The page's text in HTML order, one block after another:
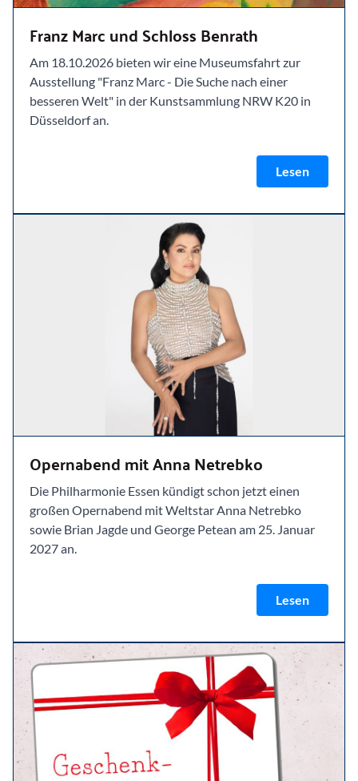
Franz Marc und Schloss Benrath
Am 18.10.2026 bieten wir eine Museumsfahrt zur
Ausstellung "Franz Marc - Die Suche nach einer
besseren Welt" in der Kunstsammlung NRW K20 in
Düsseldorf an.
Lesen
Opernabend mit Anna Netrebko
Die Philharmonie Essen kündigt schon jetzt einen
großen Opernabend mit Weltstar Anna Netrebko
sowie Brian Jagde und George Petean am 25. Januar
2027 an.
Lesen